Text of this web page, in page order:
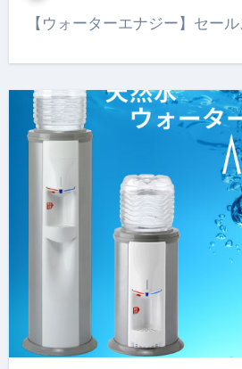
【ウォーターエナジー】セー